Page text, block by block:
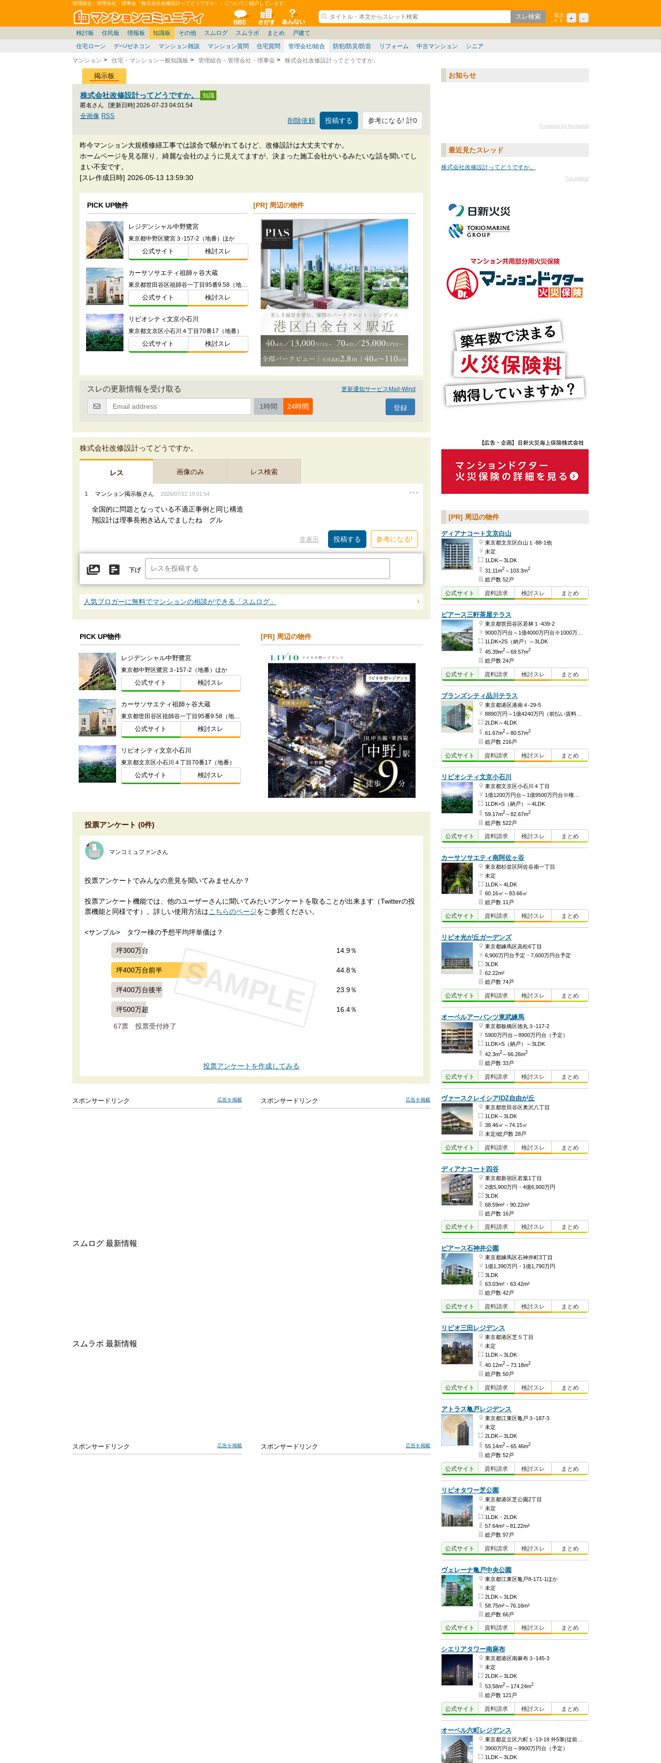
管理組合・管理会社・理事会「株式会社改修設計ってどうですか。」についてご紹介しています。
マンションコミュニティ
全掲示板 物件検索 サイトについて
拡大
x
1 + -
検討板
東京23区 東京市部 神奈川/横浜 千葉 埼玉 茨城 札幌 仙台/新潟/東北 名古屋/東海
住民板
東京 神奈川 埼玉/千葉/関東 札幌/東北/北陸/信越 名古屋/東海 大阪/兵庫/京都/関西
情報板
価格表 スムログ出張所 暮らしやすさ評価 見学記
知識板
住宅ローン
デベ/ゼネコン マンション雑談 マンション質問 住宅質問 管理会社/組合 防犯/防災/防音 リフォーム 中古マンション シニア
その他
雑談 賃貸 移住相談 リゾート 広告 バトル 家具 ニュース 個人取引 政治
スムログ
お便り返し 座談会/対談 ブロガーの本音 マンション管理 ノウハウ 東京都 神奈川県
スムラボ
関東 中部 近畿 北海道 東北 中国 九州 その他 まとめ
東京都 神奈川県 千葉県 埼玉県 愛知県 大阪府 兵庫県 福岡県 戸建て
注文住宅 建売住宅 戸建質問 住宅設備
マンション 住宅・マンション一般知識板 管理組合・管理会社・理事会 株式会社改修設計ってどうですか。
掲示板
株式会社改修設計ってどうですか。
匿名さん [更新日時] 2026-07-23 04:01:54
削除依頼 参考になる! 計0
全画像 RSS
昨今マンション大規模修繕工事では談合で騒がれてるけど、改修設計は大丈夫ですか。
ホームページを見る限り、綺麗な会社のように見えてますが、決まった施工会社がいるみたいな話を聞いてし
まい不安です。
[スレ作成日時] 2026-05-13 13:59:30
PICK UP物件
レジデンシャル中野鷺宮
東京都中野区鷺宮３-157-2（地番）ほか
公式サイト 検討スレ
カーサソサエティ祖師ヶ谷大蔵
東京都世田谷区祖師谷一丁目95番9.58（地番）ほか
公式サイト 検討スレ
リビオシティ文京小石川
東京都文京区小石川４丁目70番17（地番）
公式サイト 検討スレ
[PR] 周辺の物件
スレの更新情報を受け取る 更新通知サービスMail-Wind
1時間 24時間
株式会社改修設計ってどうですか。
レス 画像のみ レス検索
1 マンション掲示板さん 2026/07/22 19:01:54
全国的に問題となっている不適正事例と同じ構造
翔設計は理事長抱き込んでましたね グル
非表示 参考になる!
下げ
人気ブロガーに無料でマンションの相談ができる「スムログ」
PICK UP物件
レジデンシャル中野鷺宮
東京都中野区鷺宮３-157-2（地番）ほか
公式サイト 検討スレ
カーサソサエティ祖師ヶ谷大蔵
東京都世田谷区祖師谷一丁目95番9.58（地番）ほか
公式サイト 検討スレ
リビオシティ文京小石川
東京都文京区小石川４丁目70番17（地番）
公式サイト 検討スレ
[PR] 周辺の物件
投票アンケート (0件)
マンコミュファンさん
投票アンケートでみんなの意見を聞いてみませんか？
投票アンケート機能では、他のユーザーさんに聞いてみたいアンケートを取ることが出来ます（Twitterの投
票機能と同様です）。詳しい使用方法は こちらのページをご参照ください。
<サンプル>　タワー棟の予想平均坪単価は？
坪300万台 14.9％
坪400万台前半 44.8％
坪400万台後半 23.9％
坪500万超 16.4％
67票 投票受付終了
SAMPLE
投票アンケートを作成してみる
スポンサードリンク 広告を掲載 スポンサードリンク 広告を掲載
スムログ 最新情報
スムラボ 最新情報
スポンサードリンク 広告を掲載 スポンサードリンク 広告を掲載
お知らせ
Powered by feedwind
最近見たスレッド
株式会社改修設計ってどうですか。
TrackWind
[PR] 周辺の物件
ディアナコート文京白山
東京都文京区白山１-88-1他
未定
1LDK～3LDK
31.11m2 ～103.3m2
総戸数 52戸
公式サイト 資料請求 検討スレ まとめ
ピアース三軒茶屋テラス
東京都世田谷区若林１-439-2
1LDK+2S（納戸）～3LDK
45.39m2 ～69.57m2
総戸数 24戸
公式サイト 資料請求 検討スレ まとめ
ブランズシティ品川テラス
東京都港区港南４-29-5
2LDK～4LDK
61.67m2 ～80.57m2
総戸数 216戸
公式サイト 資料請求 検討スレ まとめ
リビオシティ文京小石川
東京都文京区小石川４丁目
1LDK+S（納戸）～4LDK
59.17m2 ～82.67m2
総戸数 522戸
公式サイト 資料請求 検討スレ まとめ
カーサソサエティ南阿佐ヶ谷
東京都杉並区阿佐谷南一丁目
未定
1LDK～4LDK
60.16㎡～83.66㎡
総戸数 11戸
公式サイト 資料請求 検討スレ まとめ
リビオ光が丘ガーデンズ
東京都練馬区高松6丁目
6,900万円台予定・7,600万円台予定
3LDK
62.22m²
総戸数 74戸
公式サイト 資料請求 検討スレ まとめ
オーベルアーバンツ東武練馬
東京都板橋区徳丸３-117-2
5900万円台～8900万円台（予定）
1LDK+S（納戸）～3LDK
42.3m2 ～66.26m2
総戸数 33戸
公式サイト 資料請求 検討スレ まとめ
ヴァースクレイシアIDZ自由が丘
東京都世田谷区奥沢八丁目
1LDK～3LDK
38.46㎡～74.15㎡
未定/総戸数 28戸
公式サイト 資料請求 検討スレ まとめ
ディアナコート四谷
東京都新宿区若葉1丁目
2億5,900万円・4億6,900万円
3LDK
68.59m²・90.22m²
総戸数 16戸
公式サイト 資料請求 検討スレ まとめ
ピアース石神井公園
東京都練馬区石神井町3丁目
1億1,390万円・1億1,790万円
3LDK
63.03m²・63.42m²
総戸数 42戸
公式サイト 資料請求 検討スレ まとめ
リビオ三田レジデンス
東京都港区芝５丁目
未定
1LDK～3LDK
40.12m2 ～73.18m2
総戸数 50戸
公式サイト 資料請求 検討スレ まとめ
アトラス亀戸レジデンス
東京都江東区亀戸３-187-3
未定
2LDK～3LDK
55.14m2 ～65.46m2
総戸数 52戸
公式サイト 資料請求 検討スレ まとめ
リビオタワー芝公園
東京都港区芝公園2丁目
未定
1LDK・2LDK
57.64m²～81.22m²
総戸数 97戸
公式サイト 資料請求 検討スレ まとめ
ヴェレーナ亀戸中央公園
東京都江東区亀戸8-171-1ほか
未定
2LDK～3LDK
58.75m²～76.16m²
総戸数 66戸
公式サイト 資料請求 検討スレ まとめ
シエリアタワー南麻布
東京都港区南麻布３-145-3
未定
2LDK～3LDK
53.58m2 ～174.24m2
総戸数 121戸
公式サイト 資料請求 検討スレ まとめ
オーベル六町レジデンス
3900万円台～9900万円台（予定）
1LDK～3LDK